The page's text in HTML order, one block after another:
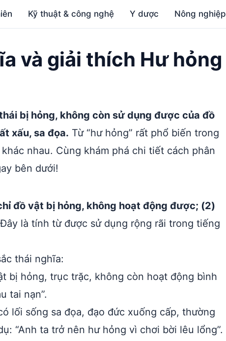
Kỹ thuật & công nghệ Y dược Nông nghiệp
và giải thích Hư hỏng
bị hỏng, không còn sử dụng được của đồ
xấu, sa đọa. Từ “hư hỏng” rất phổ biến trong
nhau. Cùng khám phá chi tiết cách phân
bên dưới!
đồ vật bị hỏng, không hoạt động được; (2)
Đây là tính từ được sử dụng rộng rãi trong tiếng
thái nghĩa:
bị hỏng, trục trặc, không còn hoạt động bình
tai nạn”.
lối sống sa đọa, đạo đức xuống cấp, thường
“Anh ta trở nên hư hỏng vì chơi bời lêu lổng”.